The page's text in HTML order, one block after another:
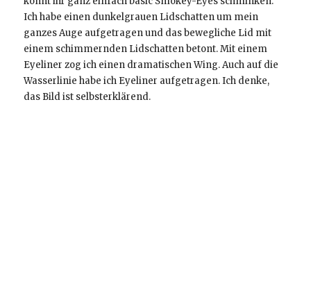
Ich habe einen dunkelgrauen Lidschatten um mein
ganzes Auge aufgetragen und das bewegliche Lid mit
einem schimmernden Lidschatten betont. Mit einem
Eyeliner zog ich einen dramatischen Wing. Auch auf die
Wasserlinie habe ich Eyeliner aufgetragen. Ich denke,
das Bild ist selbsterklärend.